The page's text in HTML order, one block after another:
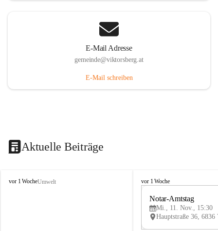
E-Mail Adresse
gemeinde@viktorsberg.at
E-Mail schreiben
Aktuelle Beiträge
V
vor 1 WocheUmwelt
V
vor 1 Woche
Notar-Amtstag
Mi., 11. Nov., 15:30